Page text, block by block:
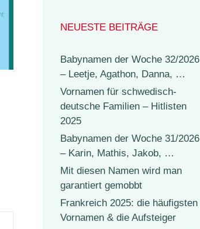
NEUESTE BEITRÄGE
Babynamen der Woche 32/2026
– Leetje, Agathon, Danna, …
Vornamen für schwedisch-
deutsche Familien – Hitlisten
2025
Babynamen der Woche 31/2026
– Karin, Mathis, Jakob, …
Mit diesen Namen wird man
garantiert gemobbt
Frankreich 2025: die häufigsten
Vornamen & die Aufsteiger